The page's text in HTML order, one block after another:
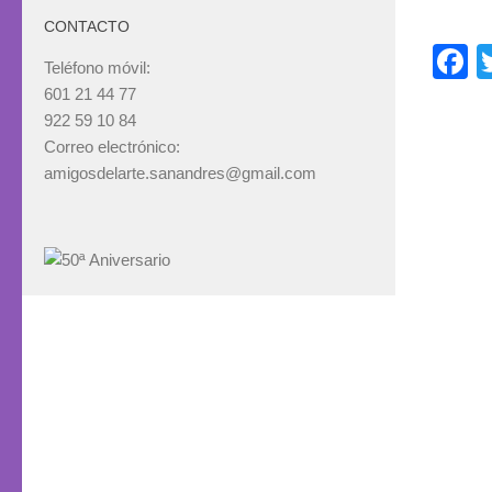
CONTACTO
Teléfono móvil:
601 21 44 77
922 59 10 84
Correo electrónico:
amigosdelarte.sanandres@gmail.com